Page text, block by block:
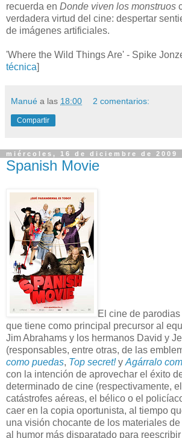
recuerda en Donde viven los monstruos
verdadera virtud del cine: despertar
de imágenes artificiales.
'Where the Wild Things Are' - Spike
técnica]
Manué a las 18:00 2 comentarios:
Compartir
miércoles, 16 de diciembre de 2009
Spanish Movie
El cine de
que tiene como principal precursor al
Jim Abrahams y los hermanos David y
(responsables, entre otras, de las
como puedas, Top secret!y Agárralo
con la intención de aprovechar el éxito
determinado de cine (respectivamente,
catástrofes aéreas, el bélico o el
caer en la copia oportunista, al tiempo
una visión chocante de los materiales
al humor más disparatado para